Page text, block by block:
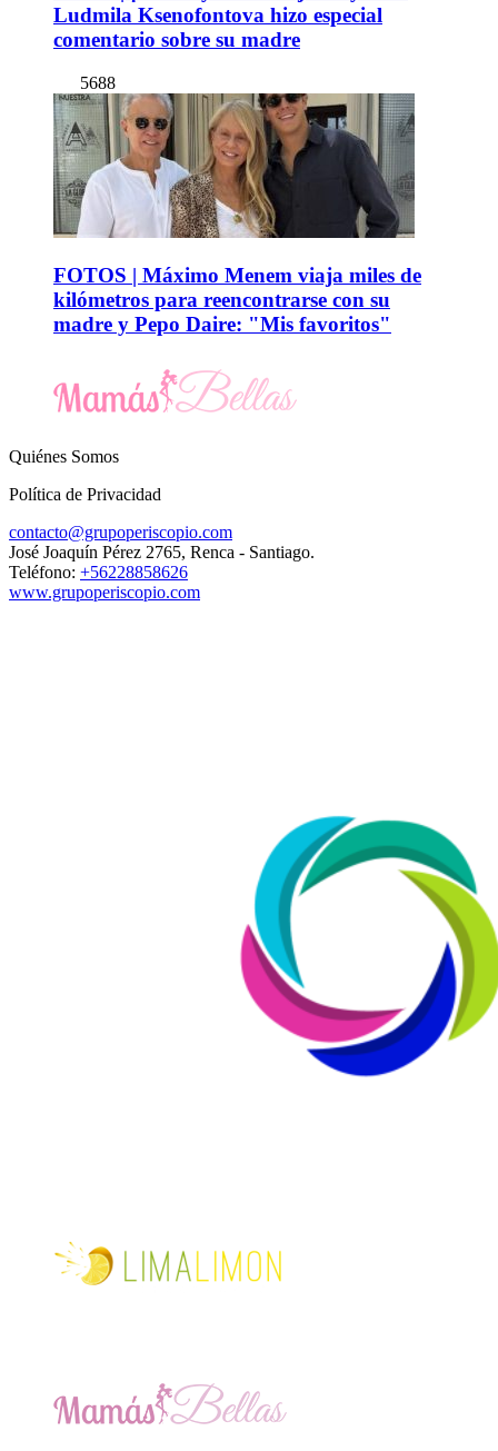
Ludmila Ksenofontova hizo especial
comentario sobre su madre
5688
FOTOS | Máximo Menem viaja miles de
kilómetros para reencontrarse con su
madre y Pepo Daire: "Mis favoritos"
Quiénes Somos
Política de Privacidad
contacto@grupoperiscopio.com
José Joaquín Pérez 2765, Renca - Santiago.
Teléfono: +56228858626
www.grupoperiscopio.com